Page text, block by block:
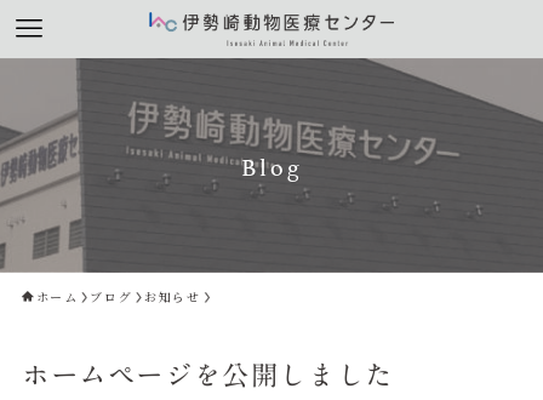
Blog
ホーム ブログ お知らせ
ホームページを公開しました